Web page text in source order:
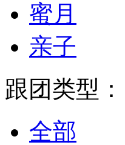
蜜月
亲子
跟团类型：
全部